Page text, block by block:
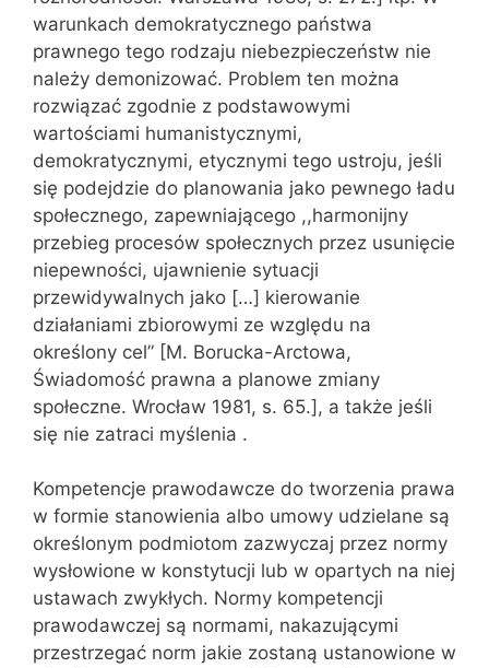
warunkach demokratycznego państwa
prawnego tego rodzaju niebezpieczeństw nie
należy demonizować. Problem ten można
roz‌wiązać zgodnie z podstawowymi
wartościami humanistycznymi,
demo‌kratycznymi, etycznymi tego ustroju, jeśli
się podejdzie do planowania jako pewnego ładu
społecznego, zapewniającego ,,harmonijny
przebieg procesów społecznych przez usunięcie
niepewności, ujawnienie sytuacji
przewidywalnych jako […] kierowanie
działaniami zbiorowymi ze względu na
określony cel” [M. Borucka-Arctowa,
Świadomość prawna a planowe zmiany
społeczne. Wrocław 1981, s. 65.], a także jeśli
się nie zatraci myślenia .
Kompetencje prawodawcze do tworzenia prawa
w formie stanowienia albo umowy udzielane są
określonym podmiotom zazwyczaj przez normy
wy‌słowione w konstytucji lub w opartych na niej
ustawach zwykłych. Normy kompetencji
prawodawczej są normami, nakazującymi
przestrzegać norm jakie zostaną ustanowione w